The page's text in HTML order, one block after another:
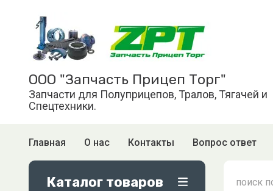
ООО "Запчасть Прицеп Торг"
Запчасти для Полуприцепов, Тралов, Тягачей и
Спецтехники.
Главная О нас Контакты Вопрос ответ
Каталог товаров